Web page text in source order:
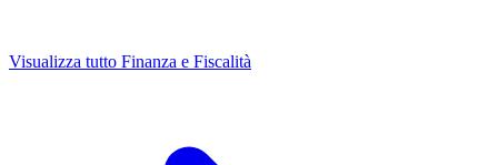
Visualizza tutto Finanza e Fiscalità